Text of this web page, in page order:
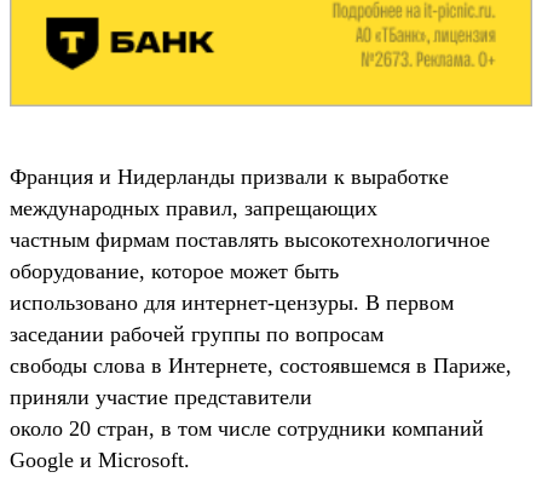
Франция и Нидерланды призвали к выработке
международных правил, запрещающих
частным фирмам поставлять высокотехнологичное
оборудование, которое может быть
использовано для интернет-цензуры. В первом
заседании рабочей группы по вопросам
свободы слова в Интернете, состоявшемся в Париже,
приняли участие представители
около 20 стран, в том числе сотрудники компаний
Google и Microsoft.